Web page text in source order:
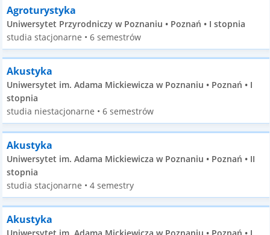
Agroturystyka
Uniwersytet Przyrodniczy w Poznaniu • Poznań • I stopnia
studia stacjonarne • 6 semestrów
Akustyka
Uniwersytet im. Adama Mickiewicza w Poznaniu • Poznań • I
stopnia
studia niestacjonarne • 6 semestrów
Akustyka
Uniwersytet im. Adama Mickiewicza w Poznaniu • Poznań • II
stopnia
studia stacjonarne • 4 semestry
Akustyka